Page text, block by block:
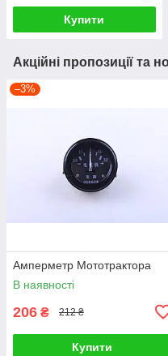
Купити
Акційні пропозиції та
–3%
Амперметр Мототрактора
В наявності
206 ₴ 212 ₴
Купити